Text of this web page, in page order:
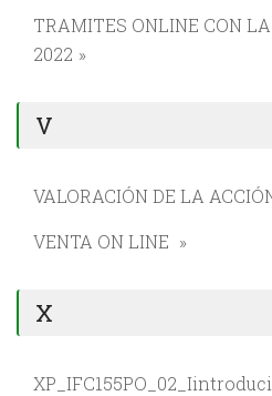
TRAMITES ONLINE CON
2022
V
VALORACIÓN DE LA
VENTA ON LINE
X